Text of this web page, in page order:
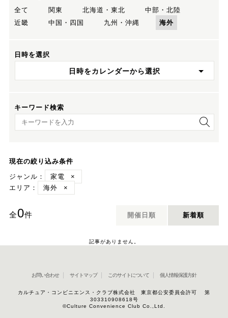
全て
関東 北海道・東北
中部・北陸
近畿
中国・四国 九州・沖縄 海外
日時を選択
日時をカレンダーから選択
キーワード検索
キーワード検索
現在の絞り込み条件
ジャンル：
家電
×
エリア：
海外 ×
全0件 開催日順 新着順
記事がありません。
お問い合わせ サイトマップ このサイトについて 個人情報保護方針
カルチュア・コンビニエンス・クラブ株式会社 東京都公安委員会許可 第
303310908618号
©Culture Convenience Club Co.,Ltd.